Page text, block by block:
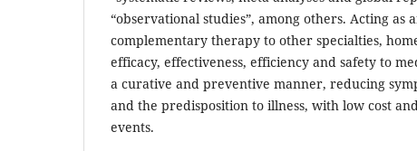
“observational studies”, among others. Acting as
complementary therapy to other specialties,
efficacy, effectiveness, efficiency and safety to
a curative and preventive manner, reducing
and the predisposition to illness, with low cost
events.